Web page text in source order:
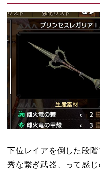
下位レイアを倒した段
秀な繋ぎ武器、って感じ